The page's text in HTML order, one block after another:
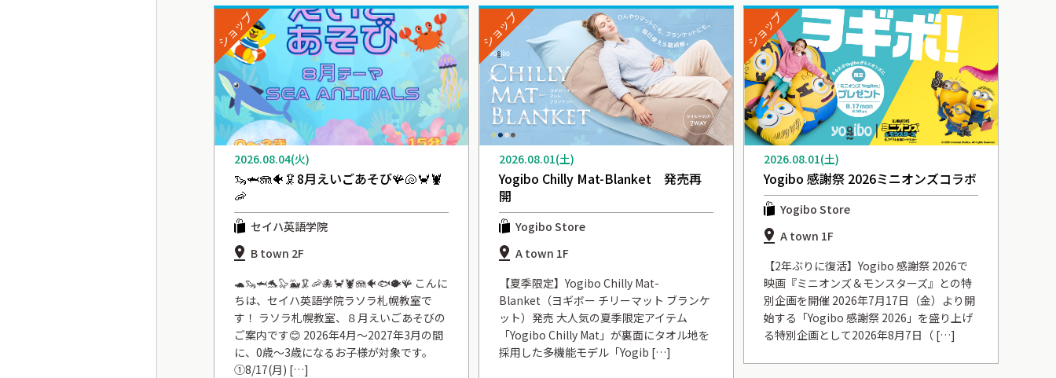
🦦🦈🪼🐠🦑8月えいごあそび🪸🐚🦀🦞
🦐
ショップ
2026.08.04(火)
セイハ英語学院
B town 2F
🐢🦦🦈🐬🦭🐳🦑🦐🐙🦀🦞🪼🐠🐟🐡🪸 こんに
ちは、セイハ英語学院ラソラ札幌教室で
す！ ラソラ札幌教室、８月えいごあそびの
ご案内です😊 2026年4月～2027年3月の間
に、0歳～3歳になるお子様が対象です。
①8/17(月) […]
Yogibo Chilly Mat-Blanket 発売再
開
ショップ
2026.08.01(土)
Yogibo Store
A town 1F
【夏季限定】Yogibo Chilly Mat-
Blanket（ヨギボー チリーマット ブランケ
ット）発売 大人気の夏季限定アイテム
「Yogibo Chilly Mat」が裏面にタオル地を
採用した多機能モデル「Yogib […]
Yogibo 感謝祭 2026ミニオンズコラボ
ショップ
2026.08.01(土)
Yogibo Store
A town 1F
【2年ぶりに復活】Yogibo 感謝祭 2026で
映画『ミニオンズ＆モンスターズ』との特
別企画を開催 2026年7月17日（金）より開
始する「Yogibo 感謝祭 2026」を盛り上げ
る特別企画として2026年8月7日（ […]